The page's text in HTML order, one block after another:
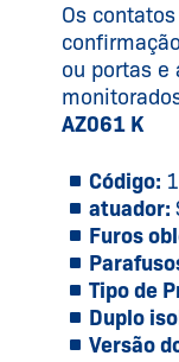
Os
ou portas e
AZ061 K
Código:
atuador:
Furos
Tipo de
Duplo
Versão